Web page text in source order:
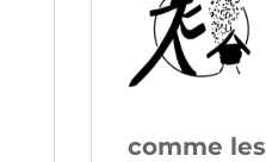
comme les